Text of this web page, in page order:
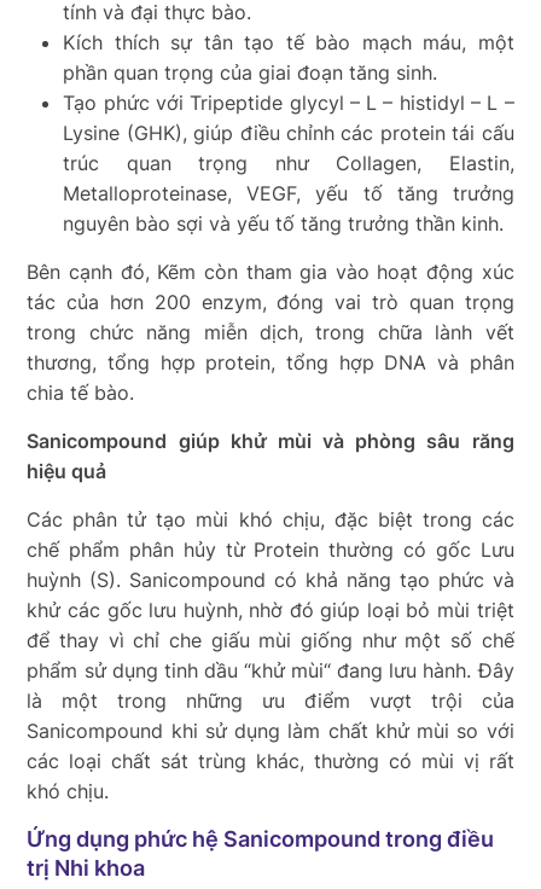
tính và đại thực bào.
Kích thích sự tân tạo tế bào mạch máu, một
phần quan trọng của giai đoạn tăng sinh.
Tạo phức với Tripeptide glycyl – L – histidyl – L –
Lysine (GHK), giúp điều chỉnh các protein tái cấu
trúc quan trọng như Collagen, Elastin,
Metalloproteinase, VEGF, yếu tố tăng trưởng
nguyên bào sợi và yếu tố tăng trưởng thần kinh.
Bên cạnh đó, Kẽm còn tham gia vào hoạt động xúc
tác của hơn 200 enzym, đóng vai trò quan trọng
trong chức năng miễn dịch, trong chữa lành vết
thương, tổng hợp protein, tổng hợp DNA và phân
chia tế bào.
Sanicompound giúp khử mùi và phòng sâu răng
hiệu quả
Các phân tử tạo mùi khó chịu, đặc biệt trong các
chế phẩm phân hủy từ Protein thường có gốc Lưu
huỳnh (S). Sanicompound có khả năng tạo phức và
khử các gốc lưu huỳnh, nhờ đó giúp loại bỏ mùi triệt
để thay vì chỉ che giấu mùi giống như một số chế
phẩm sử dụng tinh dầu “khử mùi“ đang lưu hành. Đây
là một trong những ưu điểm vượt trội của
Sanicompound khi sử dụng làm chất khử mùi so với
các loại chất sát trùng khác, thường có mùi vị rất
khó chịu.
Ứng dụng phức hệ Sanicompound trong điều
trị Nhi khoa